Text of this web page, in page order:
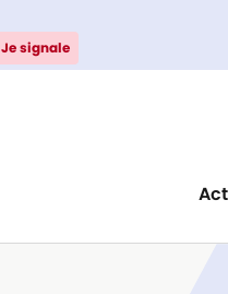
Je signale